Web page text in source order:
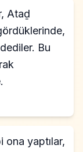
Ataḏ
Bu
ona yaptılar,